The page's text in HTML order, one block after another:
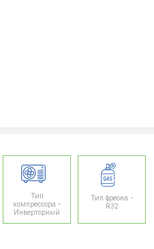
Тип
компрессора -
Инверторный
Тип фреона -
R32